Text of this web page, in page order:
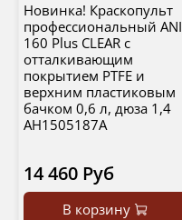
Новинка! Краскопульт
профессиональный ANI
160 Plus CLEAR с
отталкивающим
покрытием PTFE и
верхним пластиковым
бачком 0,6 л, дюза 1,4
AH1505187A
14 460 Руб
В корзину